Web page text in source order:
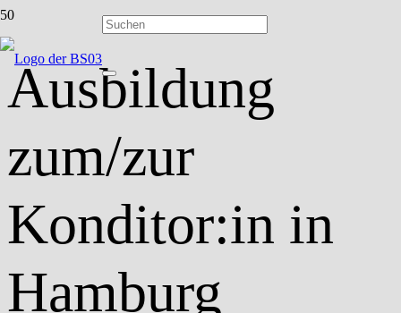
Ausbildung
zum/zur
Konditor:in in
Hamburg